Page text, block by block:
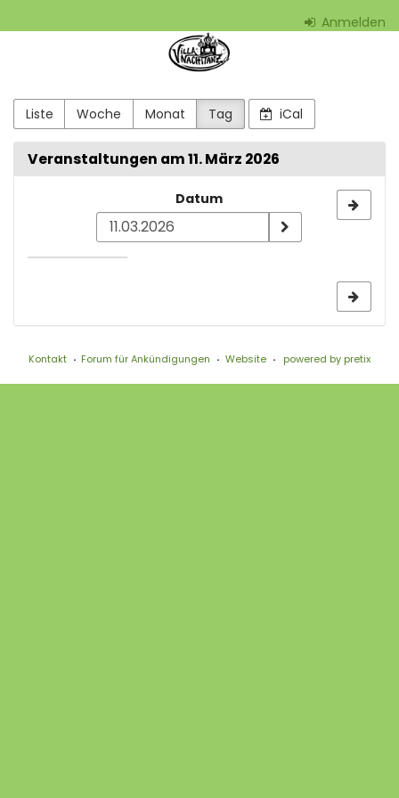
Haupt-
Anmelden
-
aktiön2001
e.V.
Liste Woche Monat Tag iCal
Veranstaltungen am 11. März 2026
zur
Anzeige
Datum
Kontakt Forum für Ankündigungen Website powered by pretix